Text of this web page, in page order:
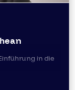
in die